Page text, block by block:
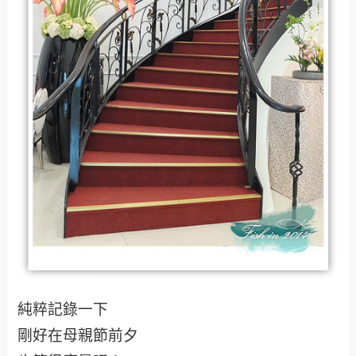
純粹記錄一下
剛好在母親節前夕